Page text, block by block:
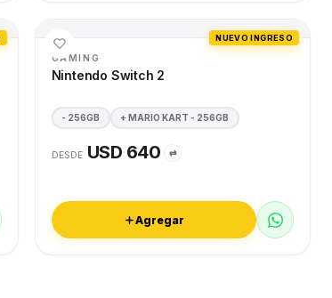
NUEVO INGRESO
GAMING
Nintendo Switch 2
- 256GB + MARIO KART - 256GB
DESDE USD 640 ⇄
Agregar